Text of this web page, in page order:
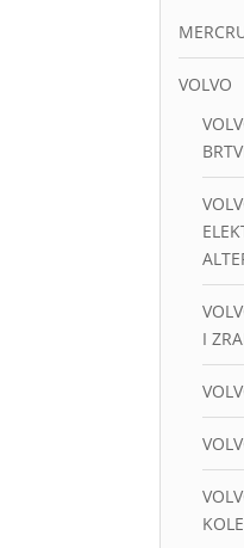
VOLVO
I